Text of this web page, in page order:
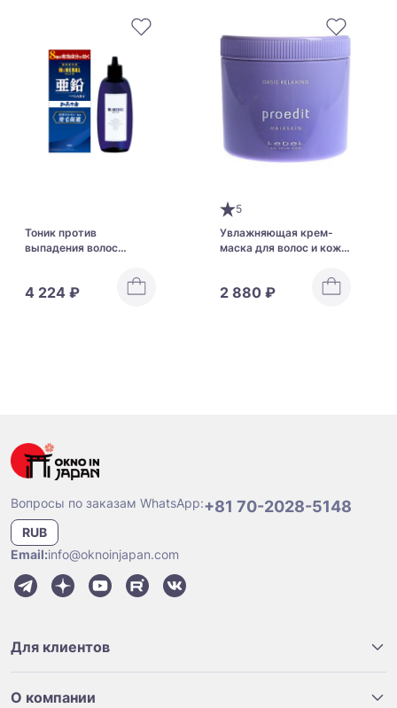
Тоник против
выпадения волос
4 224 ₽
5
Увлажняющая крем-
маска для волос и кожи
Hair Skin Oasis Relaxing
2 880 ₽
Вопросы по заказам WhatsApp:+81 70-2028-5148
RUB
Email:info@oknoinjapan.com
Для клиентов
О компании